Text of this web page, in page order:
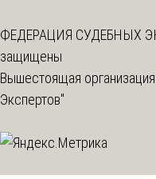
ФЕДЕРАЦИЯ СУДЕБНЫХ
защищены
Вышестоящая
Экспертов"